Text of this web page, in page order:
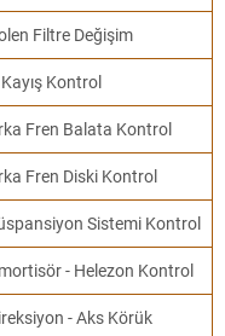
Filtre Değişim
Kontrol
Fren Balata Kontrol
Fren Diski Kontrol
Sistemi Kontrol
- Helezon Kontrol
- Aks Körük